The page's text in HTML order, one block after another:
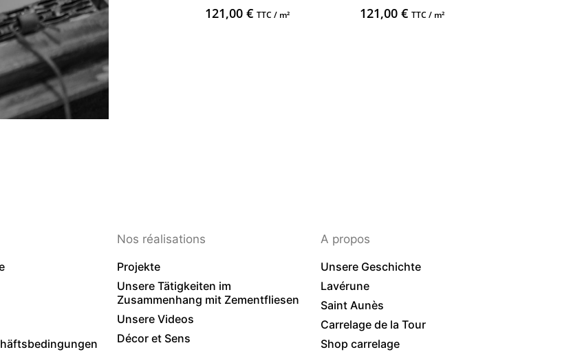
121,00 € TTC / m² 121,00€ TTC / m²
Nos réalisations
Projekte
Unsere Tätigkeiten im
Zusammenhang mit Zementfliesen
Unsere Videos
Décor et Sens
A propos
Unsere Geschichte
Lavérune
Saint Aunès
Carrelage de la Tour
Shop carrelage